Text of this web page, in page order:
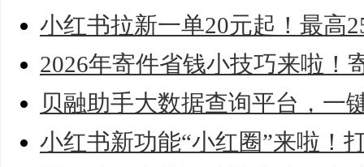
小红书拉新一单20元起！最高
2026年寄件省钱小技巧来啦！
贝融助手大数据查询平台，一
小红书新功能“小红圈”来啦！